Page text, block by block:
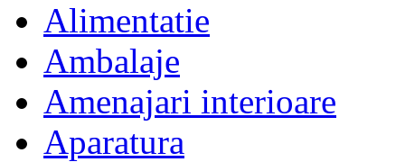
Alimentatie
Ambalaje
Amenajari interioare
Aparatura